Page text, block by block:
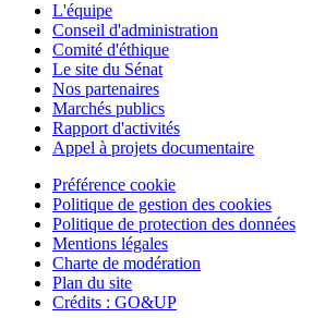
L'équipe
Conseil d'administration
Comité d'éthique
Le site du Sénat
Nos partenaires
Marchés publics
Rapport d'activités
Appel à projets documentaire
Préférence cookie
Politique de gestion des cookies
Politique de protection des données
Mentions légales
Charte de modération
Plan du site
Crédits : GO&UP